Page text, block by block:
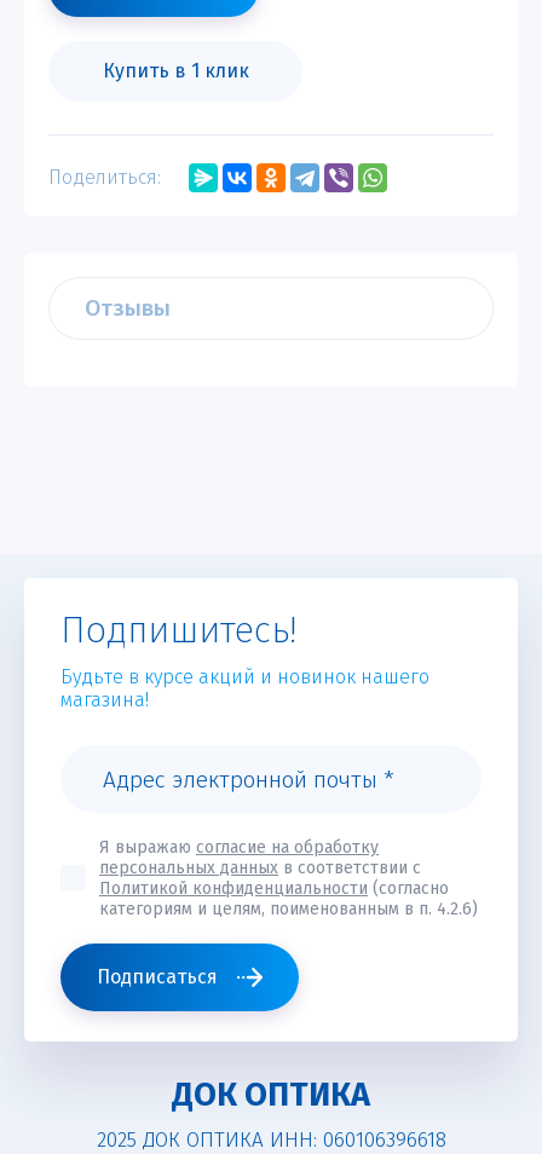
Купить в 1 клик
Поделиться:
Отзывы
Подпишитесь!
Будьте в курсе акций и новинок нашего
магазина!
Я выражаю согласие на обработку
персональных данных в соответствии с
Политикой конфиденциальности (согласно
категориям и целям, поименованным в п. 4.2.6)
Подписаться
ДОК ОПТИКА
2025 ДОК ОПТИКА ИНН: 060106396618